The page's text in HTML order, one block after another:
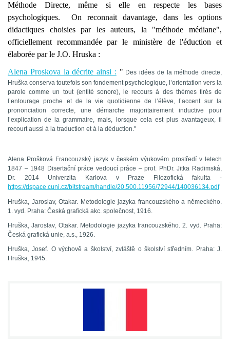
Méthode Directe, même si elle en respecte les bases
psychologiques. On reconnait davantage, dans les options
didactiques choisies par les auteurs, la "méthode médiane",
officiellement recommandée par le ministère de l'éduction et
élaborée par le J.O. Hruska :
Alena Proskova la décrite ainsi : " Des idées de la méthode directe,
Hruška conserva toutefois son fondement psychologique, l’orientation vers la
parole comme un tout (entité sonore), le recours à des thèmes tirés de
l’entourage proche et de la vie quotidienne de l’élève, l’accent sur la
prononciation correcte, une démarche majoritairement inductive pour
l’explication de la grammaire, mais, lorsque cela est plus avantageux, il
recourt aussi à la traduction et à la déduction."
Alena Prošková Francouzský jazyk v českém výukovém prostředí v letech
1847 – 1948 Disertační práce vedoucí práce – prof. PhDr. Jitka Radimská,
Dr. 2014 Univerzita Karlova v Praze Filozofická fakulta -
https://dspace.cuni.cz/bitstream/handle/20.500.11956/72944/140036134.pdf
Hruška, Jaroslav, Otakar. Metodologie jazyka francouzského a německého.
1. vyd. Praha: Česká grafická akc. společnost, 1916.
Hruška, Jaroslav, Otakar. Metodologie jazyka francouzského. 2. vyd. Praha:
Česká grafická unie, a.s., 1926.
Hruška, Josef. O výchově a školství, zvláště o školství středním. Praha: J.
Hruška, 1945.